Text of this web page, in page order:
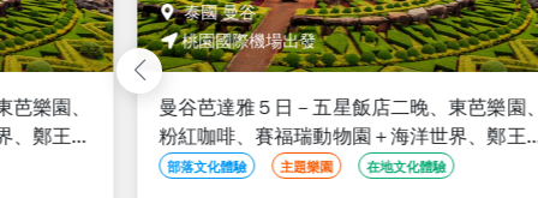
樂園、
、鄭王廟
泰國 曼谷
桃園國際機場出發
曼谷芭達雅５日－五星飯店二晚、東芭樂園
粉紅咖啡、賽福瑞動物園＋海洋世界、鄭王
＋泰服體驗、泰式按摩、夜遊湄南河、無購
部落文化體驗 主題樂園 在地文化體驗